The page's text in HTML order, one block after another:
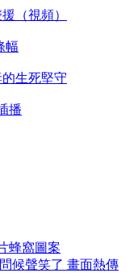
（視頻）
幅
生死堅守
播
蜂窩圖案
候聲笑了 畫面熱傳